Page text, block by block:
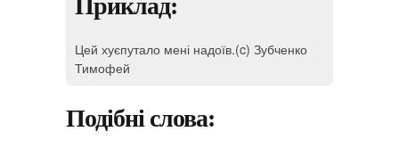
Приклад:
Цей хуєпутало мені надоїв.(c) Зубченко
Тимофей
Подібні слова: